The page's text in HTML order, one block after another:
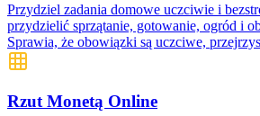
Przydziel zadania domowe uczciwie i
przydzielić sprzątanie, gotowanie, ogród i
Sprawia, że obowiązki są uczciwe,
Rzut Monetą Online